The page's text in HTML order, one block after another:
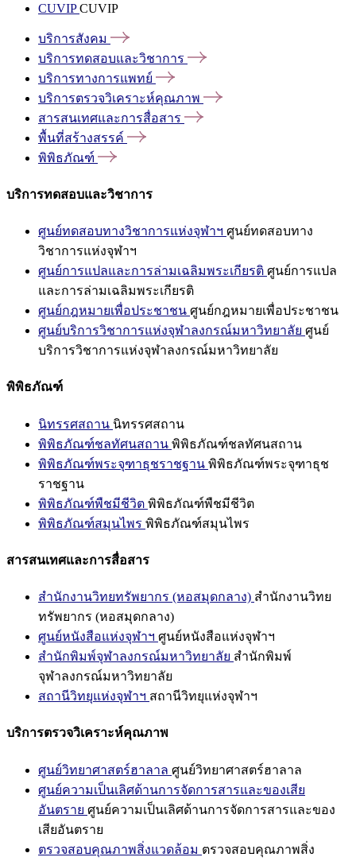
CUVIPCUVIP
บริการสังคม
บริการทดสอบและวิชาการ
บริการทางการแพทย์
บริการตรวจวิเคราะห์คุณภาพ
สารสนเทศและการสื่อสาร
พื้นที่สร้างสรรค์
พิพิธภัณฑ์
บริการทดสอบและวิชาการ
ศูนย์ทดสอบทางวิชาการแห่งจุฬาฯ ศูนย์ทดสอบทาง
วิชาการแห่งจุฬาฯ
ศูนย์การแปลและการล่ามเฉลิมพระเกียรติ ศูนย์การแปล
และการล่ามเฉลิมพระเกียรติ
ศูนย์กฎหมายเพื่อประชาชน ศูนย์กฎหมายเพื่อประชาชน
ศูนย์บริการวิชาการแห่งจุฬาลงกรณ์มหาวิทยาลัย ศูนย์
บริการวิชาการแห่งจุฬาลงกรณ์มหาวิทยาลัย
พิพิธภัณฑ์
นิทรรศสถาน นิทรรศสถาน
พิพิธภัณฑ์ชลทัศนสถาน พิพิธภัณฑ์ชลทัศนสถาน
พิพิธภัณฑ์พระจุฑาธุชราชฐาน พิพิธภัณฑ์พระจุฑาธุช
ราชฐาน
พิพิธภัณฑ์พืชมีชีวิต พิพิธภัณฑ์พืชมีชีวิต
พิพิธภัณฑ์สมุนไพร พิพิธภัณฑ์สมุนไพร
สารสนเทศและการสื่อสาร
สำนักงานวิทยทรัพยากร (หอสมุดกลาง) สำนักงานวิทย
ทรัพยากร (หอสมุดกลาง)
ศูนย์หนังสือแห่งจุฬาฯ ศูนย์หนังสือแห่งจุฬาฯ
สำนักพิมพ์จุฬาลงกรณ์มหาวิทยาลัย สำนักพิมพ์
จุฬาลงกรณ์มหาวิทยาลัย
สถานีวิทยุแห่งจุฬาฯ สถานีวิทยุแห่งจุฬาฯ
บริการตรวจวิเคราะห์คุณภาพ
ศูนย์วิทยาศาสตร์ฮาลาล ศูนย์วิทยาศาสตร์ฮาลาล
ศูนย์ความเป็นเลิศด้านการจัดการสารและของเสีย
อันตราย ศูนย์ความเป็นเลิศด้านการจัดการสารและของ
เสียอันตราย
ตรวจสอบคุณภาพสิ่งแวดล้อม ตรวจสอบคุณภาพสิ่ง